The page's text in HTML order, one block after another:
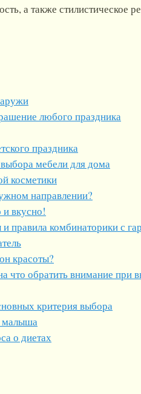
а также стилистическое
любого праздника
праздника
мебели для дома
косметики
направлении?
вкусно!
правила комбинаторики с
красоты?
что обратить внимание при
критерия выбора
малыша
о диетах